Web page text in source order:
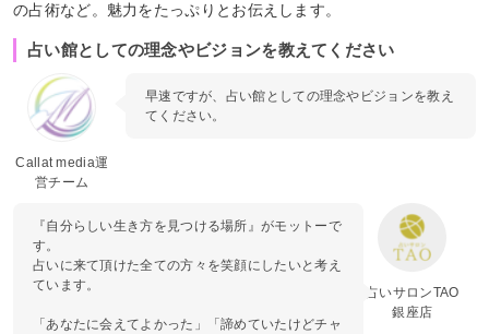
の占術など。魅力をたっぷりとお伝えします。
占い館としての理念やビジョンを教えてください
Callat media運
営チーム
早速ですが、占い館としての理念やビジョンを教え
てください。
占いサロンTAO
銀座店
『自分らしい生き方を見つける場所』がモットーで
す。
占いに来て頂けた全ての方々を笑顔にしたいと考え
ています。
「あなたに会えてよかった」「諦めていたけどチャ